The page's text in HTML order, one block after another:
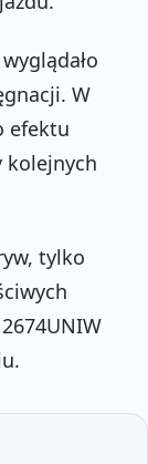
W
efektu
kolejnych
tylko